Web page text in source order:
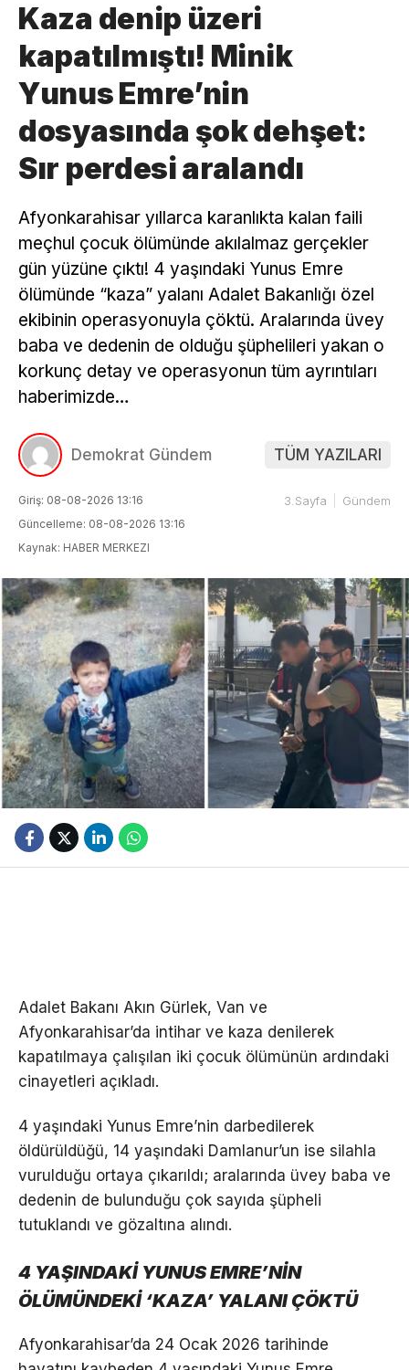
Kaza denip üzeri
kapatılmıştı! Minik
Yunus Emre’nin
dosyasında şok dehşet:
Sır perdesi aralandı
Afyonkarahisar yıllarca karanlıkta kalan faili
meçhul çocuk ölümünde akılalmaz gerçekler
gün yüzüne çıktı! 4 yaşındaki Yunus Emre
ölümünde “kaza” yalanı Adalet Bakanlığı özel
ekibinin operasyonuyla çöktü. Aralarında üvey
baba ve dedenin de olduğu şüphelileri yakan o
korkunç detay ve operasyonun tüm ayrıntıları
haberimizde…
Demokrat Gündem TÜM YAZILARI
Giriş: 08-08-2026 13:16
Güncelleme: 08-08-2026 13:16
Kaynak: HABER MERKEZI
3.Sayfa Gündem
Adalet Bakanı Akın Gürlek, Van ve
Afyonkarahisar’da intihar ve kaza denilerek
kapatılmaya çalışılan iki çocuk ölümünün ardındaki
cinayetleri açıkladı.
4 yaşındaki Yunus Emre’nin darbedilerek
öldürüldüğü, 14 yaşındaki Damlanur’un ise silahla
vurulduğu ortaya çıkarıldı; aralarında üvey baba ve
dedenin de bulunduğu çok sayıda şüpheli
tutuklandı ve gözaltına alındı.
4 YAŞINDAKİ YUNUS EMRE’NİN
ÖLÜMÜNDEKİ ‘KAZA’ YALANI ÇÖKTÜ
Afyonkarahisar’da 24 Ocak 2026 tarihinde